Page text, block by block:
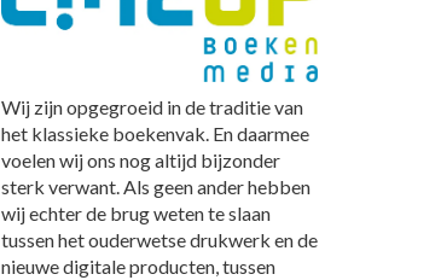
Wij zijn opgegroeid in de traditie van
het klassieke boekenvak. En daarmee
voelen wij ons nog altijd bijzonder
sterk verwant. Als geen ander hebben
wij echter de brug weten te slaan
tussen het ouderwetse drukwerk en de
nieuwe digitale producten, tussen